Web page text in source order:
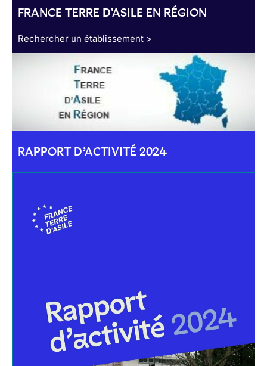
FRANCE TERRE D'ASILE EN RÉGION
Rechercher un établissement >
RAPPORT D’ACTIVITÉ 2024